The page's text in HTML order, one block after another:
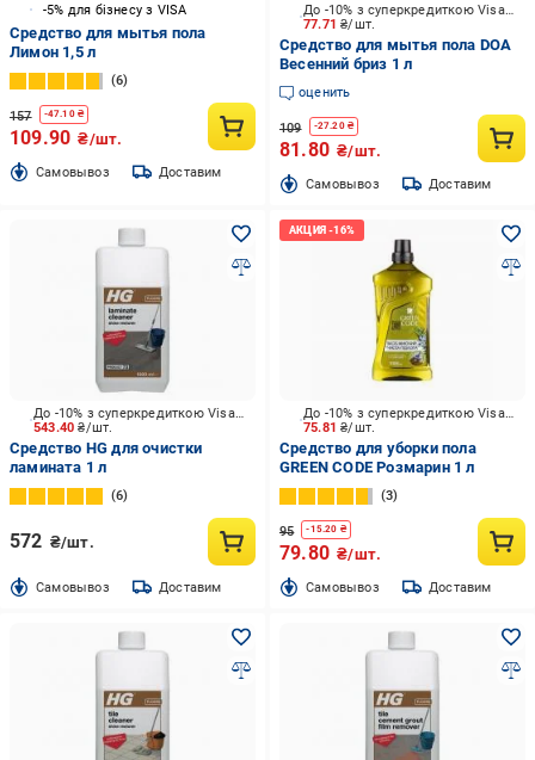
-5% для бізнесу з VISA
Средство для мытья пола
Лимон 1,5 л
6
157 -47.10₴
109.90 ₴/шт.
Cамовывоз Доставим
77.71₴/шт.
До -10% з суперкредиткою Visa Вигода
Средство для мытья пола DOA
Весенний бриз 1 л
оценить
109 -27.20₴
81.80 ₴/шт.
Cамовывоз Доставим
543.40₴/шт.
До -10% з суперкредиткою Visa Вигода
Средство HG для очистки
ламината 1 л
6
572 ₴/шт.
Cамовывоз Доставим
75.81₴/шт.
До -10% з суперкредиткою Visa Вигода
Средство для уборки пола
GREEN CODE Розмарин 1 л
3
95 -15.20 ₴
79.80 ₴/шт.
Cамовывоз Доставим